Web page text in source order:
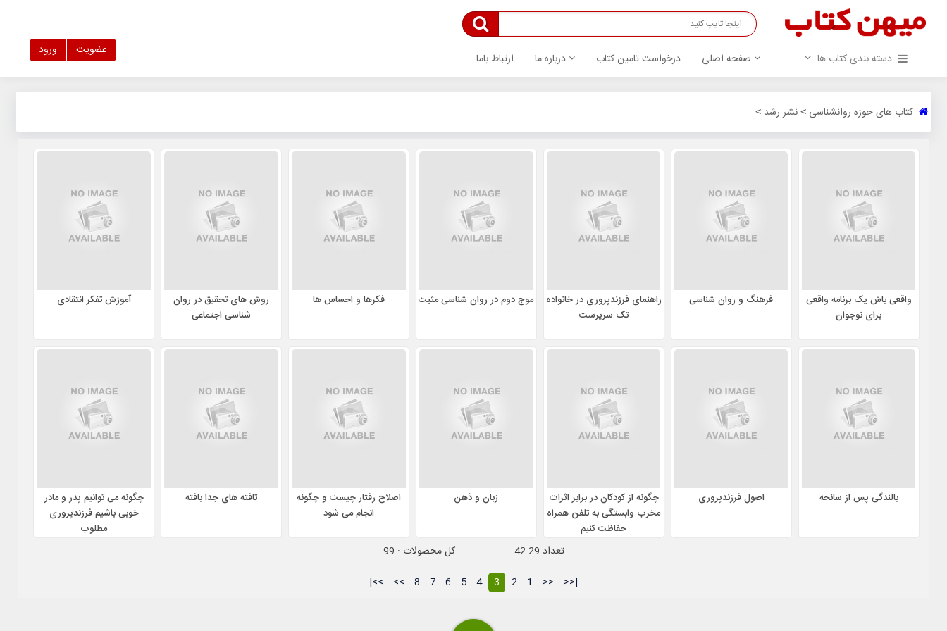
دسته بندی کتاب ها صفحه اصلی درخواست تامین کتاب درباره ما ارتباط باما
ورود عضویت
کتاب های حوزه روانشناسی > نشر رشد >
واقعی باش یک برنامه واقعی
برای نوجوان
فرهنگ و روان شناسی
راهنمای فرزندپروری در خانواده
تک سرپرست
موج دوم در روان شناسی مثبت فکرها و احساس ها
روش های تحقیق در روان
شناسی اجتماعی
آموزش تفکر انتقادی
بالندگی پس از سانحه اصول فرزندپروری
چگونه از کودکان در برابر اثرات
مخرب وابستگی به تلفن همراه
حفاظت کنیم
زبان و ذهن
اصلاح رفتار چیست و چگونه
انجام می شود
تافته های جدا بافته
چگونه می توانیم پدر و مادر
خوبی باشیم فرزندپروری
مطلوب
تعداد 29-42
کل محصولات : 99
|<<
<<
1
2
3
4
5
6
7
8
>>
>>|